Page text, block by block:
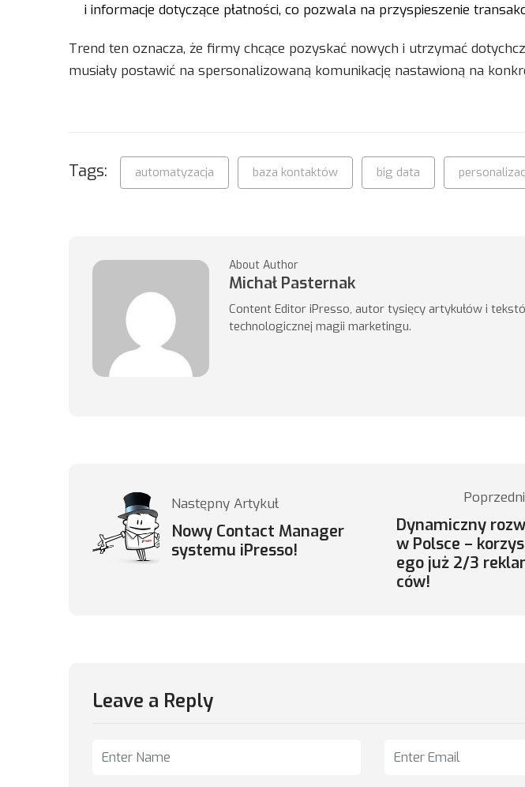
i informacje dotyczące płatności, co pozwala na przyspieszenie
Trend ten oznacza, że firmy chcące pozyskać nowych i utrzymać
musiały postawić na spersonalizowaną komunikację nastawioną na
Tags: automatyzacja baza kontaktów big data
About Author
Michał Pasternak
Content Editor iPresso, autor tysięcy artykułów i
technologicznej magii marketingu.
Następny Artykuł
Nowy Contact Manager
systemu iPresso!
Dynamiczny
w Polsce –
ego już 2/3
ców!
Leave a Reply